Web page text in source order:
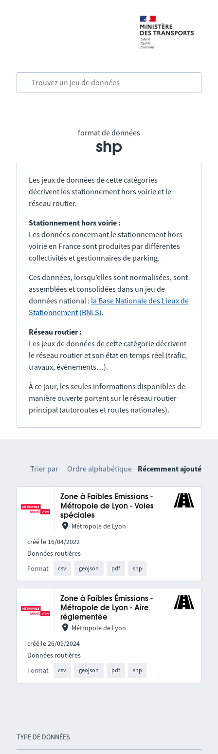
format de données
shp
Les jeux de données de cette catégories
décrivent les stationnement hors voirie et le
réseau routier.
Stationnement hors voirie :
Les données concernant le stationnement hors
voirie en France sont produites par différentes
collectivités et gestionnaires de parking.
Ces données, lorsqu’elles sont normalisées, sont
assemblées et consolidées dans un jeu de
données national : la Base Nationale des Lieux de
Stationnement (BNLS).
Réseau routier :
Les jeux de données de cette catégorie décrivent
le réseau routier et son état en temps réel (trafic,
travaux, événements…).
À ce jour, les seules informations disponibles de
manière ouverte portent sur le réseau routier
principal (autoroutes et routes nationales).
TYPE DE DONNÉES
Trier par Ordre alphabétique Récemment ajouté
Zone à Faibles Emissions -
Métropole de Lyon - Voies
spéciales
Métropole de Lyon
créé le 16/04/2022
Format csv geojson pdf shp
Données routières
Zone à Faibles Émissions -
Métropole de Lyon - Aire
réglementée
Métropole de Lyon
créé le 26/09/2024
Format csv geojson pdf shp
Données routières